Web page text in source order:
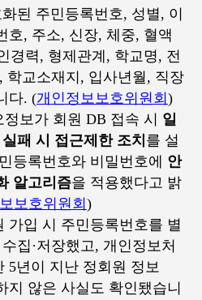
된 주민등록번호, 성별, 이
호, 주소, 신장, 체중, 혈액
경력, 형제관계, 학교명, 전
학교소재지, 입사년월, 직장
다. (개인정보보호위원회 )
보가 회원 DB 접속 시 일
패 시 접근제한 조치 를 설
등록번호와 비밀번호에 안
알고리즘을 적용했다고 밝
보호위원회 )
가입 시 주민등록번호를 별
집·저장했고, 개인정보처
5년이 지난 정회원 정보
지 않은 사실도 확인됐습니